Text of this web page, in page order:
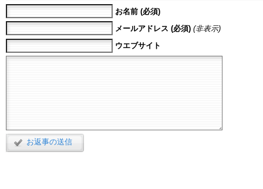
お名前 (必須)
メールアドレス (必須) (非表示)
ウエブサイト
お返事の送信